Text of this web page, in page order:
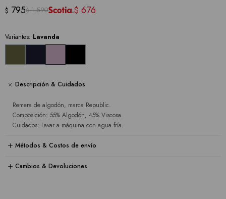
$ 795$ 1.590 $ 676
Variantes: Lavanda
Descripción & Cuidados
Remera de algodón, marca Republic.
Composición: 55% Algodón, 45% Viscosa.
Cuidados: Lavar a máquina con agua fría.
Métodos & Costos de envío
Cambios & Devoluciones